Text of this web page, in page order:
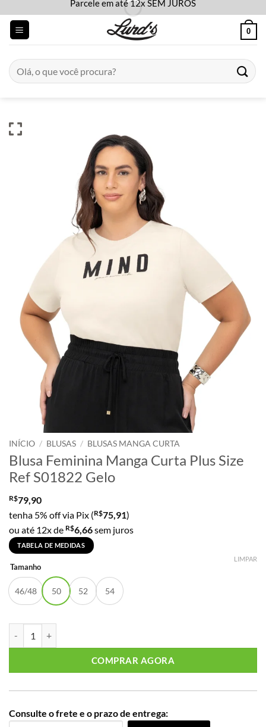
content
Parcele em até 12x SEM JUROS
0
Pesquisar
por:
INÍCIO / BLUSAS / BLUSAS MANGA CURTA
Blusa Feminina Manga Curta Plus Size
Ref S01822 Gelo
R$79,90
tenha 5% off via Pix (R$75,91)
ou até 12x de R$6,66sem juros
TABELA DE MEDIDAS
Tamanho
46/48 50 52 54
LIMPAR
COMPRAR AGORA
Consulte o frete e o prazo de entrega: